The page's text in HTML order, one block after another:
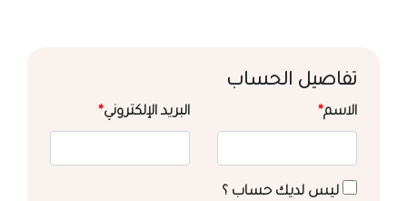
تفاصيل الحساب
الاسم* البريد الإلكتروني*
ليس لديك حساب ؟